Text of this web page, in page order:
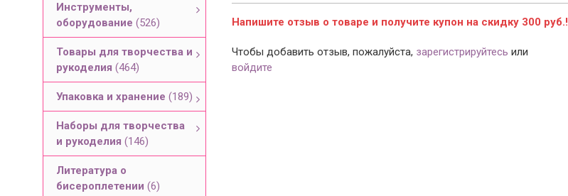
Инструменты,
оборудование (526)
Товары для творчества и
рукоделия (464)
Упаковка и хранение (189)
Наборы для творчества
и рукоделия (146)
Литература о
бисероплетении (6)
Напишите отзыв о товаре и получите купон на скидку 300 руб.!
Чтобы добавить отзыв, пожалуйста, зарегистрируйтесь или
войдите